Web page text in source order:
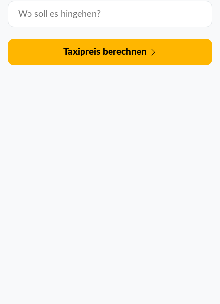
Taxipreis berechnen